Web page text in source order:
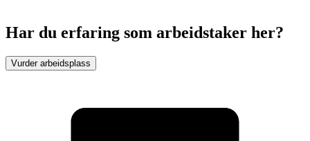
Har du erfaring som arbeidstaker her?
Vurder arbeidsplass